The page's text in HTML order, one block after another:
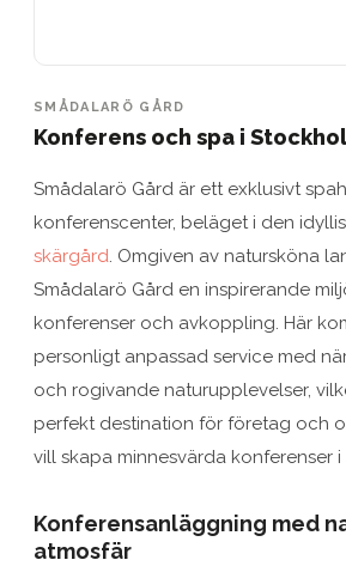
SMÅDALARÖ GÅRD
Konferens och spa i
Smådalarö Gård är ett exklusivt
konferenscenter, beläget i den
skärgård. Omgiven av natursköna
Smådalarö Gård en inspirerande
konferenser och avkoppling. Här
personligt anpassad service med
och rogivande naturupplevelser,
perfekt destination för företag och
vill skapa minnesvärda konferenser i
Konferensanläggning med
atmosfär